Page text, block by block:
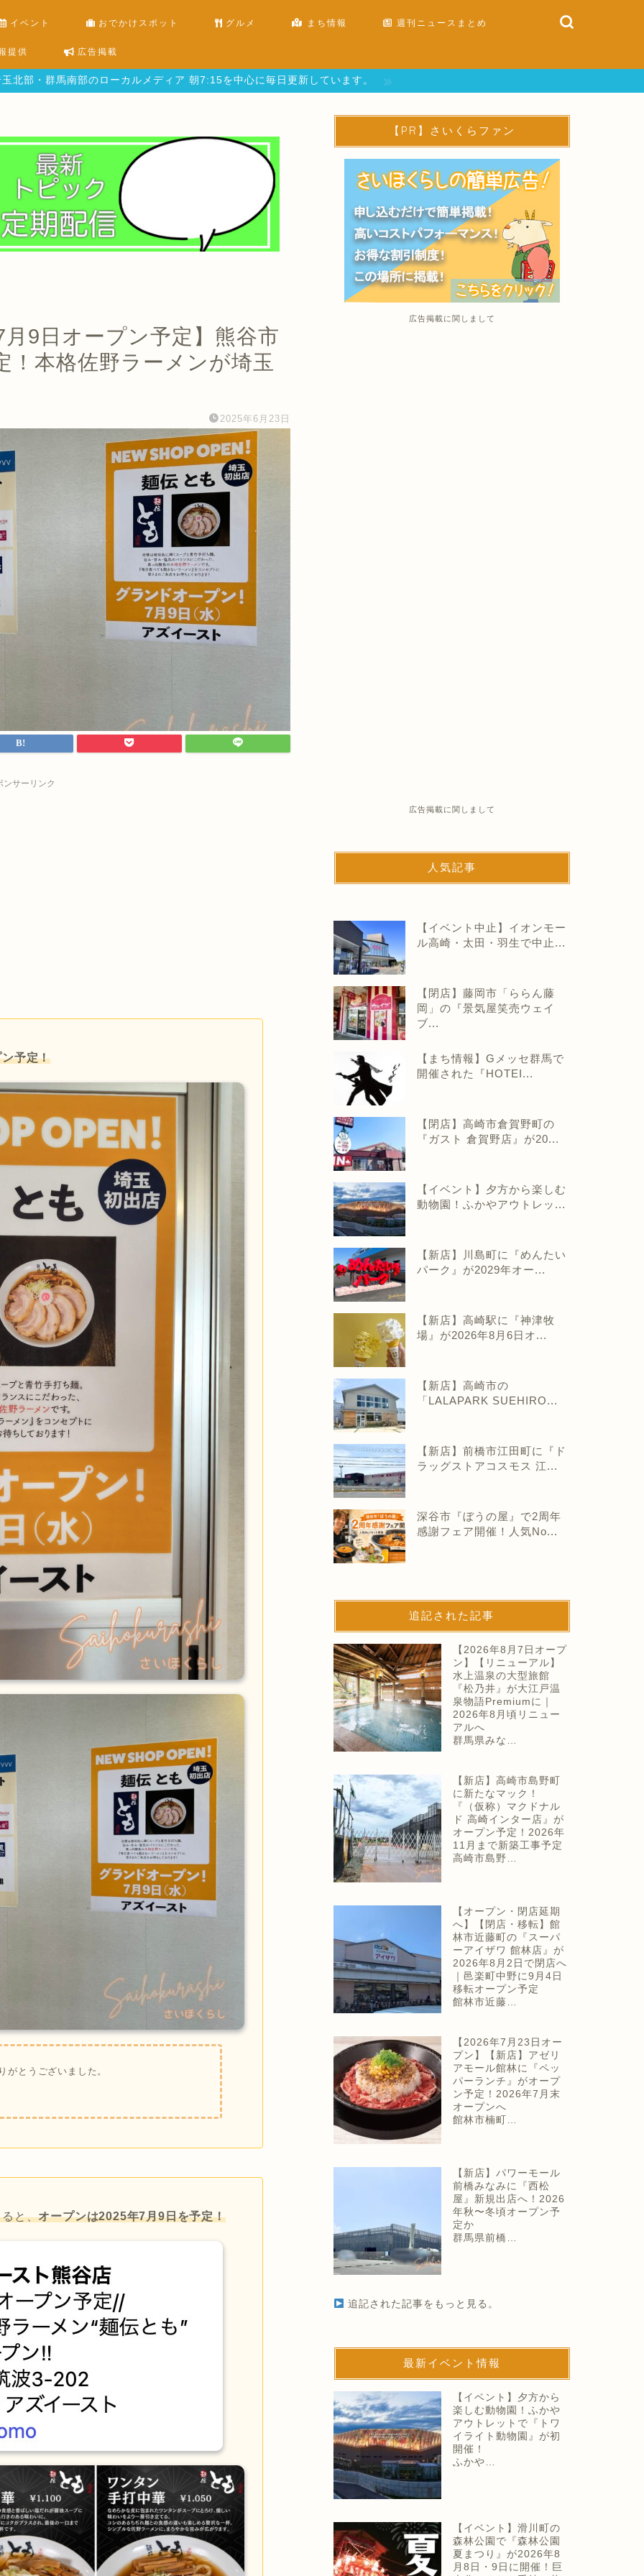
イベント おでかけスポット グルメ まち情報 週刊ニュースまとめ
提供 広告掲載
北部・群馬南部のローカルメディア 朝7:15を中心に毎日更新しています。
9日オープン予定】熊谷市
！本格佐野ラーメンが埼玉
2025年6月23日
ンサーリンク
予定！
がとうございました。
と、オープンは2025年7月9日を予定！
【PR】さいくらファン
広告掲載に関しまして
広告掲載に関しまして
人気記事
【イベント中止】イオンモー
ル高崎・太田・羽生で中止...
【閉店】藤岡市「ららん藤
岡」の『景気屋笑売ウェイ
ブ...
【まち情報】Gメッセ群馬で
開催された『HOTEI...
【閉店】高崎市倉賀野町の
『ガスト 倉賀野店』が20...
【イベント】夕方から楽しむ
動物園！ふかやアウトレッ...
【新店】川島町に『めんたい
パーク』が2029年オー...
【新店】高崎駅に『神津牧
場』が2026年8月6日オ...
【新店】高崎市の
「LALAPARK SUEHIRO...
【新店】前橋市江田町に『ド
ラッグストアコスモス 江...
深谷市『ぼうの屋』で2周年
感謝フェア開催！人気No...
追記された記事
【2026年8月7日オープ
ン】【リニューアル】
水上温泉の大型旅館
『松乃井』が大江戸温
泉物語Premiumに｜
2026年8月頃リニュー
アルへ
群馬県みな…
【新店】高崎市島野町
に新たなマック！
『（仮称）マクドナル
ド 高崎インター店』が
オープン予定！2026年
11月まで新築工事予定
高崎市島野…
【オープン・閉店延期
へ】【閉店・移転】館
林市近藤町の『スーパ
ーアイザワ 館林店』が
2026年8月2日で閉店へ
｜邑楽町中野に9月4日
移転オープン予定
館林市近藤…
【2026年7月23日オー
プン】【新店】アゼリ
アモール館林に『ペッ
パーランチ』がオープ
ン予定！2026年7月末
オープンへ
館林市楠町…
【新店】パワーモール
前橋みなみに『西松
屋』新規出店へ！2026
年秋〜冬頃オープン予
定か
群馬県前橋…
追記された記事をもっと見る。
最新イベント情報
【イベント】夕方から
楽しむ動物園！ふかや
アウトレットで『トワ
イライト動物園』が初
開催！
ふかや…
【イベント】滑川町の
森林公園で『森林公園
夏まつり』が2026年8
月8日・9日に開催！巨